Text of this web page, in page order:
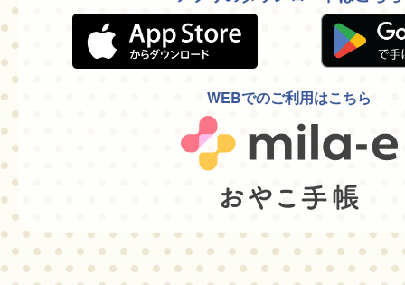
WEBでのご利用はこちら